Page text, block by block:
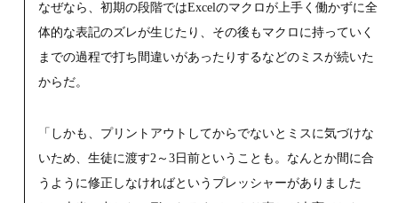
なぜなら、初期の段階ではExcelのマクロが上手く働かずに全
体的な表記のズレが生じたり、その後もマクロに持っていく
までの過程で打ち間違いがあったりするなどのミスが続いた
からだ。
「しかも、プリントアウトしてからでないとミスに気づけな
いため、生徒に渡す2～3日前ということも。なんとか間に合
うように修正しなければというプレッシャーがありました